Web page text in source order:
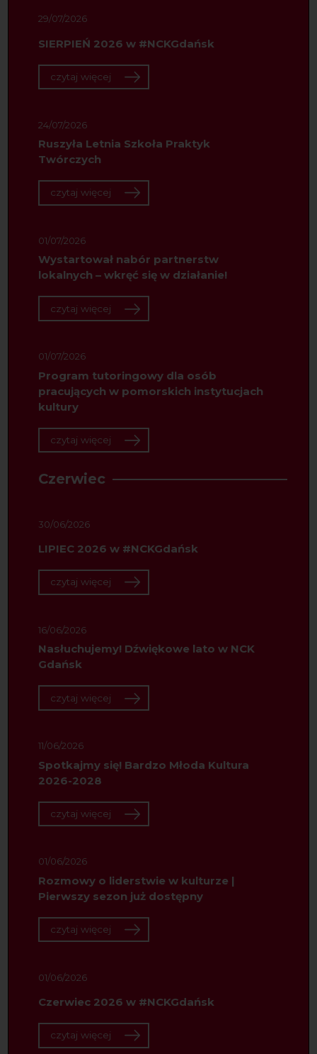
29/07/2026
SIERPIEŃ 2026 w #NCKGdańsk
czytaj więcej
24/07/2026
Ruszyła Letnia Szkoła Praktyk
Twórczych
czytaj więcej
01/07/2026
Wystartował nabór partnerstw
lokalnych – wkręć się w działanie!
czytaj więcej
01/07/2026
Program tutoringowy dla osób
pracujących w pomorskich instytucjach
kultury
czytaj więcej
Czerwiec
30/06/2026
LIPIEC 2026 w #NCKGdańsk
czytaj więcej
16/06/2026
Nasłuchujemy! Dźwiękowe lato w NCK
Gdańsk
czytaj więcej
11/06/2026
Spotkajmy się! Bardzo Młoda Kultura
2026-2028
czytaj więcej
01/06/2026
Rozmowy o liderstwie w kulturze |
Pierwszy sezon już dostępny
czytaj więcej
01/06/2026
Czerwiec 2026 w #NCKGdańsk
czytaj więcej